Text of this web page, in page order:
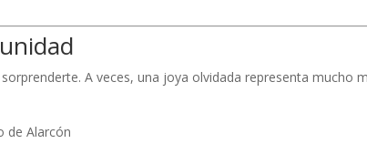
A veces, una joya olvidada representa mucho
de Alarcón